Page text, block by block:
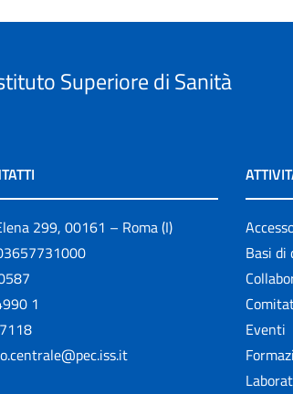
Superiore di Sanità
299, 00161 – Roma (I)
1
Basi di
Eventi